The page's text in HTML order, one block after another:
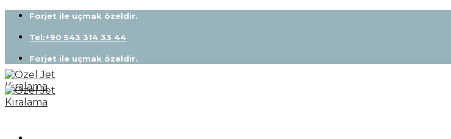
Skip
content
Forjet ile uçmak özeldir.
Tel:+90 543 314 33 44
Forjet ile uçmak özeldir.